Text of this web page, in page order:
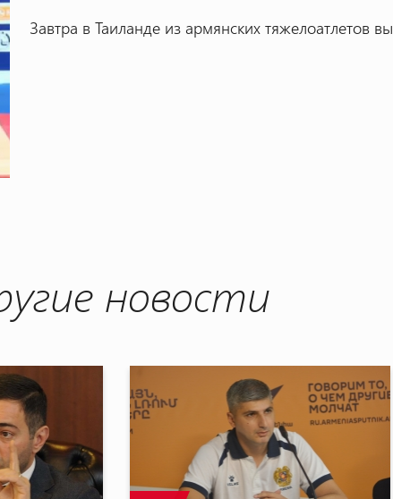
Завтра в Таиланде из армянских тяжелоатлетов
новости